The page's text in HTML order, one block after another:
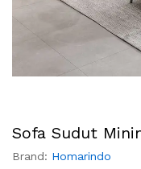
Sofa Sudut
Brand: Homarindo